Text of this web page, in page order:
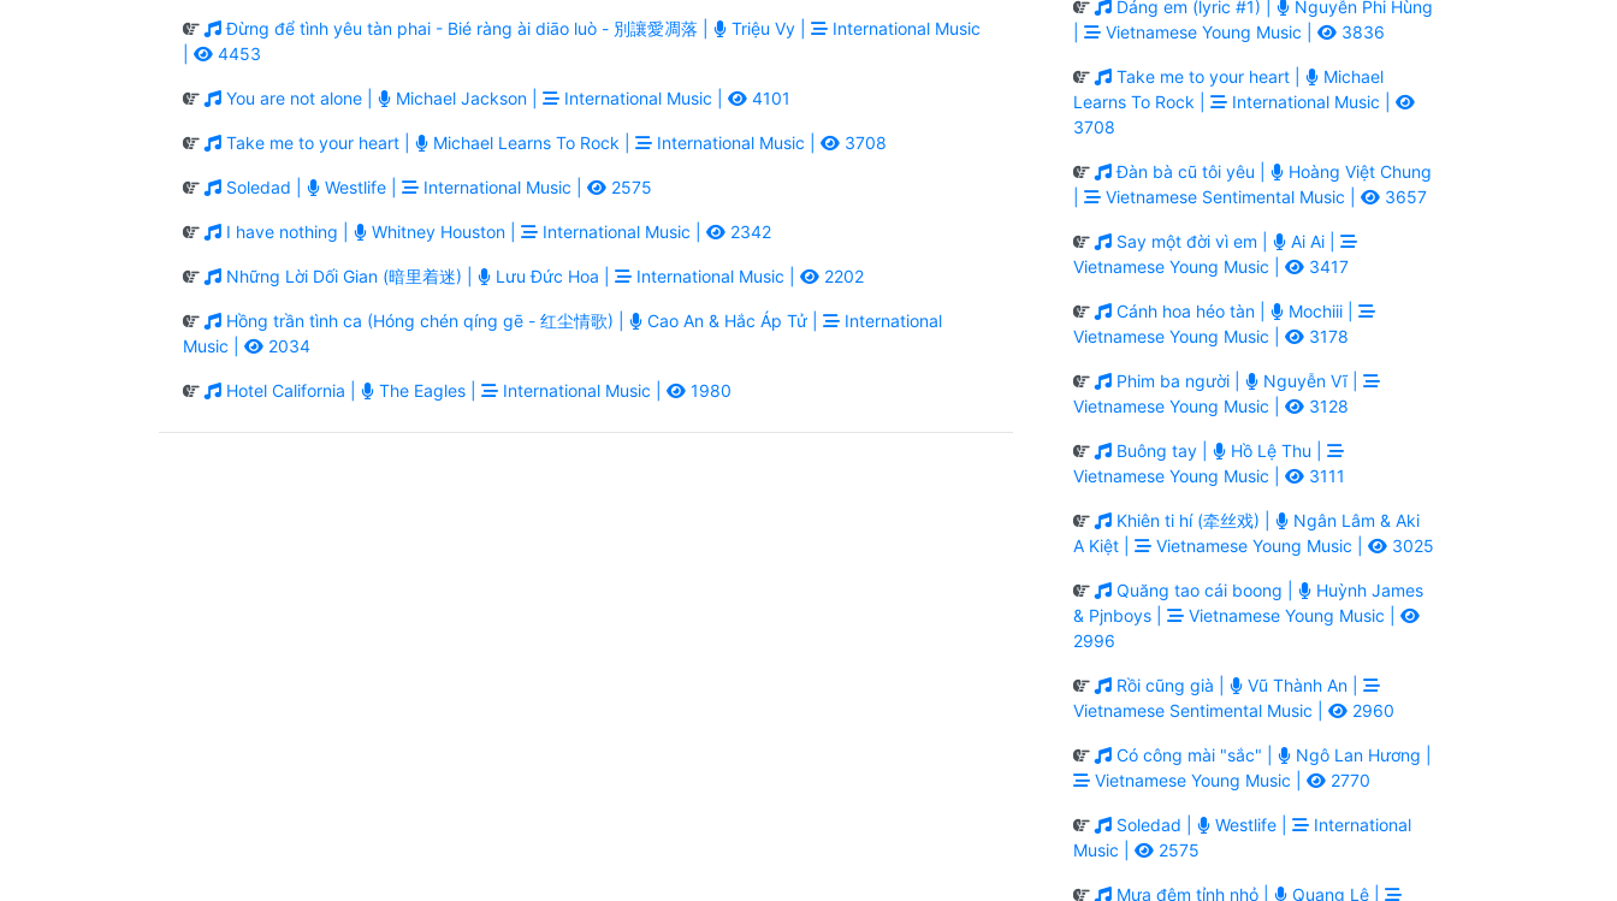
Đừng để tình yêu tàn phai - Bié ràng ài diāo luò - 別讓愛凋落 | Triệu Vy |
International Music
4453
You are not alone | Michael Jackson | International Music | 4101
Take me to your heart | Michael Learns To Rock | International Music | 3708
Soledad | Westlife | International Music | 2575
I have nothing | Whitney Houston | International Music | 2342
Những Lời Dối Gian (暗里着迷) | Lưu Đức Hoa | International Music | 2202
Hồng trần tình ca (Hóng chén qíng gē - 红尘情歌) | Cao An & Hắc Áp Tử |
International
Music |
2034
Hotel California | The Eagles | International Music | 1980
Dáng em (lyric #1) |
Nguyễn Phi Hùng
Vietnamese Young Music | 3836
Take me to your heart |
Michael
Learns To Rock |
International Music |
3708
Đàn bà cũ tôi yêu |
Hoàng Việt Chung
Vietnamese Sentimental Music | 3657
Say một đời vì em |
Ai Ai |
Vietnamese Young Music |
3417
Cánh hoa héo tàn |
Mochiii |
Vietnamese Young Music |
3178
Phim ba người |
Nguyễn Vĩ |
Vietnamese Young Music |
3128
Buông tay |
Hồ Lệ Thu |
Vietnamese Young Music |
3111
Khiên ti hí (牵丝戏) |
Ngân Lâm & Aki
A Kiệt |
Vietnamese Young Music | 3025
Quăng tao cái boong |
Huỳnh James
& Pjnboys |
Vietnamese Young Music |
2996
Rồi cũng già |
Vũ Thành An |
Vietnamese Sentimental Music |
2960
Có công mài "sắc" |
Ngô Lan Hương |
Vietnamese Young Music |
2770
Soledad | Westlife |
International
Music |
2575
Mưa đêm tỉnh nhỏ | Quang Lê |